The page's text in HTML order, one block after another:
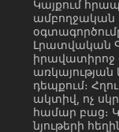
Կայքում
ամբողջական
Լրատվական
իրավատիրոջ
առկայության
դեպքում։
ակտիվ, ոչ
համար բաց։
նյութերի